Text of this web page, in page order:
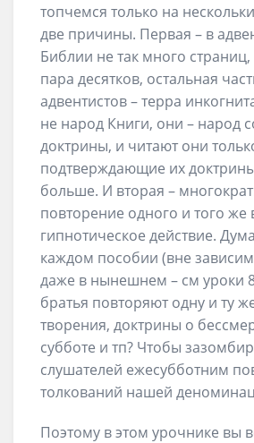
топчемся только на
две причины. Первая – в
Библии не так много
пара десятков, остальная
адвентистов – терра
не народ Книги, они – народ
доктрины, и читают они
подтверждающие их
больше. И вторая –
повторение одного и того же
гипнотическое действие.
каждом пособии (вне
даже в нынешнем – см уроки
братья повторяют одну и ту
творения, доктрины о
субботе и тп? Чтобы
слушателей ежесубботним
толкований нашей
Поэтому в этом урочнике вы